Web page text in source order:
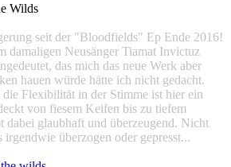
Wilds
seit der "Bloodfields" Ep Ende 2016!
damaligen Neusänger Tiamat Invictuz
das mich das neue Werk aber
hauen würde hätte ich nicht gedacht.
Flexibilität in der Stimme ist hier ein
von fiesem Keifen bis zu tiefem
dabei glaubhaft und überzeugend. Nicht
überzogen oder gepresst...